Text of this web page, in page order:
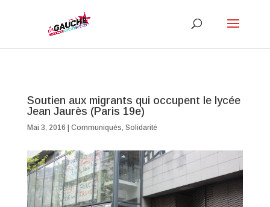
Soutien aux migrants qui occupent le lycée
Jean Jaurès (Paris 19e)
Mai 3, 2016 Communiqués, Solidarité